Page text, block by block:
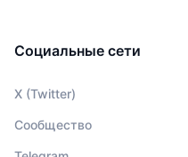
Социальные сети
X (Twitter)
Сообщество